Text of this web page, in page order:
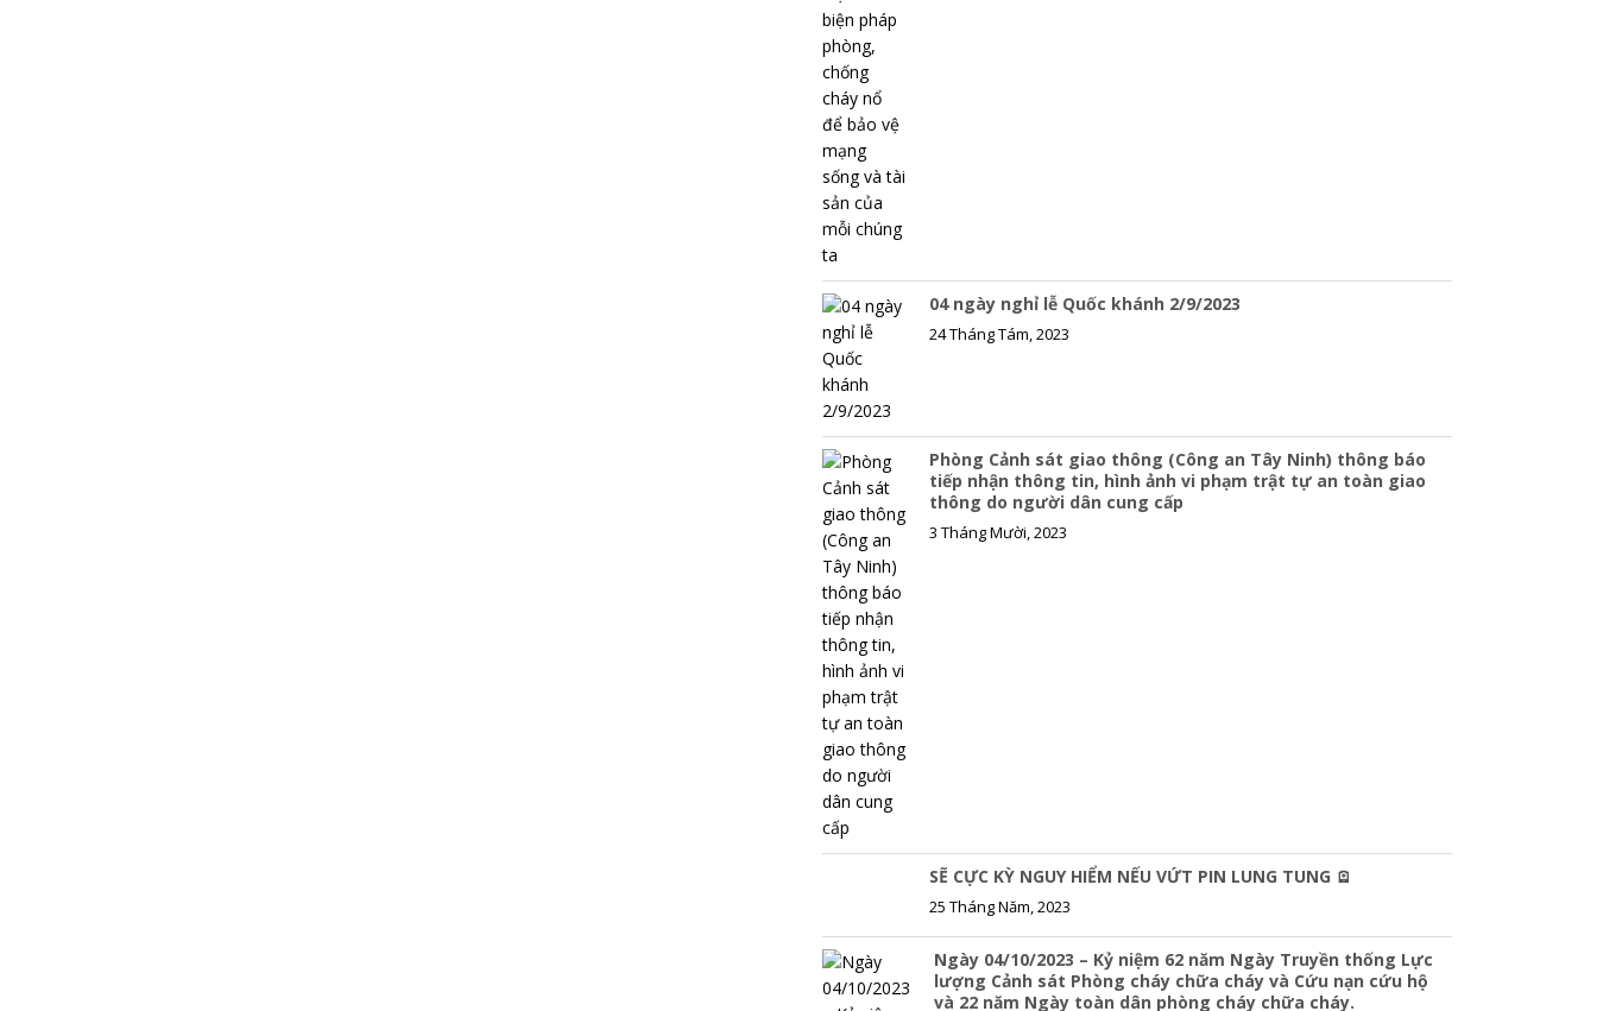
n
k
04 ngày nghỉ lễ Quốc khánh 2/9/2023
24 Tháng Tám, 2023
Phòng Cảnh sát giao thông (Công an Tây Ninh) thông báo
tiếp nhận thông tin, hình ảnh vi phạm trật tự an toàn giao
thông do người dân cung cấp
3 Tháng Mười, 2023
SẼ CỰC KỲ NGUY HIỂM NẾU VỨT PIN LUNG TUNG 🪫
25 Tháng Năm, 2023
Ngày 04/10/2023 – Kỷ niệm 62 năm Ngày Truyền thống Lực
lượng Cảnh sát Phòng cháy chữa cháy và Cứu nạn cứu hộ
và 22 năm Ngày toàn dân phòng cháy chữa cháy.